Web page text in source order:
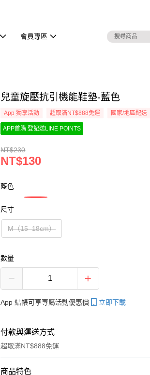
會員專區
兒童旋壓抗引機能鞋墊-藍色
App 獨享活動 超取滿NT$888免運 國家/地區配送
APP首購 登記送LINE POINTS
NT$230
NT$130
藍色
尺寸
M（15–18cm）
數量
App 結帳可享專屬活動優惠價 立即下載
付款與運送方式
超取滿NT$888免運
付款方式
商品特色